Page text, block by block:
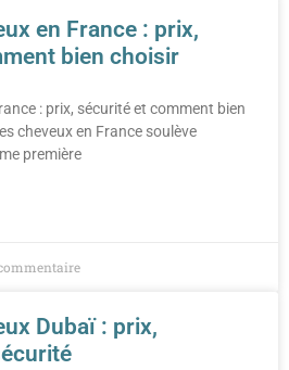
en France : prix,
bien choisir
: prix, sécurité et comment bien
cheveux en France soulève
première
Dubaï : prix,